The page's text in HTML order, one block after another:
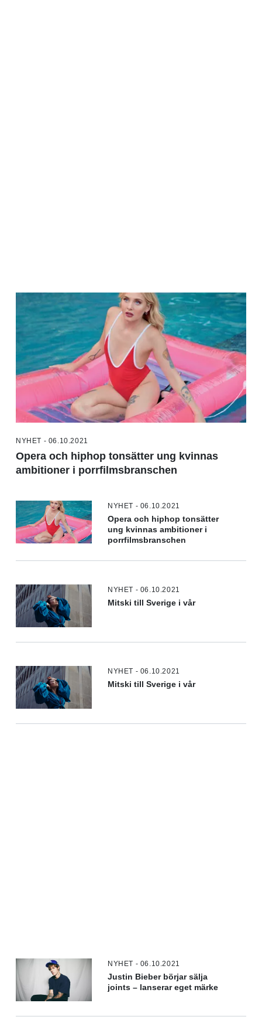
NYHET - 06.10.2021
Opera och hiphop tonsätter ung kvinnas
ambitioner i porrfilmsbranschen
NYHET - 06.10.2021
Opera och hiphop tonsätter
ung kvinnas ambitioner i
porrfilmsbranschen
NYHET - 06.10.2021
Mitski till Sverige i vår
NYHET - 06.10.2021
Mitski till Sverige i vår
NYHET - 06.10.2021
Justin Bieber börjar sälja
joints – lanserar eget märke